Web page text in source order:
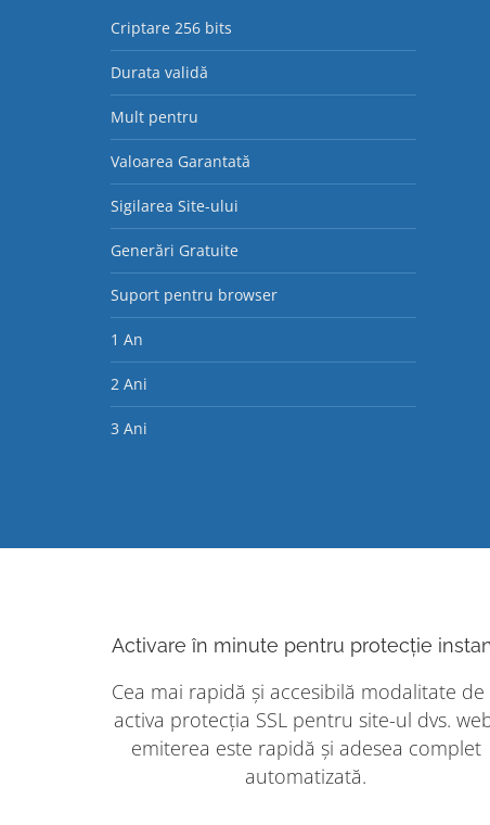
Criptare 256 bits
Durata validă
Mult pentru
Valoarea Garantată
Sigilarea Site-ului
Generări Gratuite
Suport pentru browser
1 An
2 Ani
3 Ani
Activare în minute pentru protecție
Cea mai rapidă și accesibilă modalitate de
activa protecția SSL pentru site-ul dvs.
emiterea este rapidă și adesea complet
automatizată.